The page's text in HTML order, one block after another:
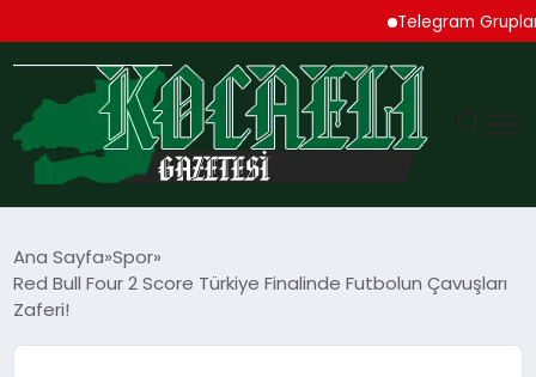
Telegram Grupları
TEKNOLOJI
Ana Sayfa Spor
Red Bull Four 2 Score Türkiye Finalinde Futbolun Çavuşları
Zaferi!